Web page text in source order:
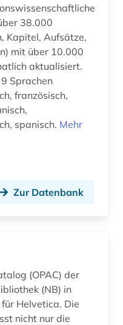
38.000
Kapitel, Aufsätze,
mit über 10.000
aktualisiert.
Sprachen
französisch,
spanisch. Mehr
Zur Datenbank
(OPAC) der
(NB) in
Helvetica. Die
nicht nur die